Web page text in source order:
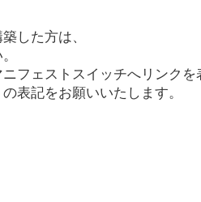
した方は、
フェストスイッチへリンクを
表記をお願いいたします。